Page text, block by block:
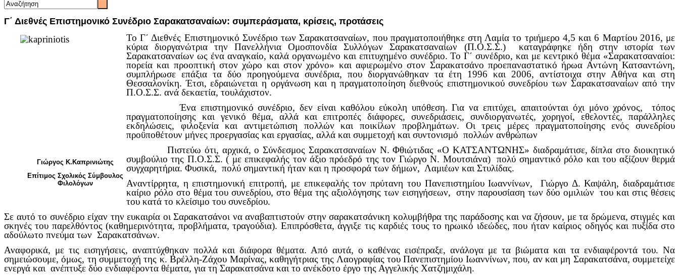
Γ΄ Διεθνές Επιστημονικό Συνέδριο Σαρακατσαναίων: συμπεράσματα, κρίσεις, προτάσεις
Γιώργος Κ.Καπρινιώτης
Επίτιμος Σχολικός Σύμβουλος
Φιλολόγων
Το Γ΄ Διεθνές Επιστημονικό Συνέδριο των Σαρακατσαναίων, που πραγματοποιήθηκε στη Λαμία το τριήμερο 4,5 και 6 Μαρτίου 2016, με
κύρια διοργανώτρια την Πανελλήνια Ομοσπονδία Συλλόγων Σαρακατσαναίων (Π.Ο.Σ.Σ.) καταγράφηκε ήδη στην ιστορία των
Σαρακατσαναίων ως ένα αναγκαίο, καλά οργανωμένο και επιτυχημένο συνέδριο. Το Γ΄ συνέδριο, και με κεντρικό θέμα «Σαρακατσαναίοι:
πορεία και προοπτική στον χώρο και στον χρόνο» και αφιερωμένο στον Σαρακατσάνο προεπαναστατικό ήρωα Αντώνη Κατσαντώνη,
συμπλήρωσε επάξια τα δύο προηγούμενα συνέδρια, που διοργανώθηκαν τα έτη 1996 και 2006, αντίστοιχα στην Αθήνα και στη
Θεσσαλονίκη. Έτσι, εδραιώνεται η οργάνωση και η πραγματοποίηση διεθνούς επιστημονικού συνεδρίου των Σαρακατσαναίων από την
Π.Ο.Σ.Σ. ανά δεκαετία, τουλάχιστον.
Ένα επιστημονικό συνέδριο, δεν είναι καθόλου εύκολη υπόθεση. Για να επιτύχει, απαιτούνται όχι μόνο χρόνος, τόπος
πραγματοποίησης και γενικό θέμα, αλλά και επιτροπές διάφορες, συνεδριάσεις, συνδιοργανωτές, χορηγοί, εθελοντές, παράλληλες
εκδηλώσεις, φιλοξενία και αντιμετώπιση πολλών και ποικίλων προβλημάτων. Οι τρεις μέρες πραγματοποίησης ενός συνεδρίου
προϋποθέτουν μήνες προεργασίας και εργασίας, αλλά και συμμετοχή και συντονισμό πολλών ανθρώπων
Πιστεύω ότι, αρχικά, ο Σύνδεσμος Σαρακατσαναίων Ν. Φθιώτιδας «Ο ΚΑΤΣΑΝΤΩΝΗΣ» διαδραμάτισε, δίπλα στο διοικητικό
συμβούλιο της Π.Ο.Σ.Σ. ( με επικεφαλής τον άξιο πρόεδρό της τον Γιώργο Ν. Μουτσιάνα) πολύ σημαντικό ρόλο και του αξίζουν θερμά
συγχαρητήρια. Φυσικά, πολύ σημαντική ήταν και η προσφορά των δήμων, Λαμιέων και Στυλίδας.
Αναντίρρητα, η επιστημονική επιτροπή, με επικεφαλής τον πρύτανη του Πανεπιστημίου Ιωαννίνων, Γιώργο Δ. Καψάλη, διαδραμάτισε
καίριο ρόλο στο θέμα του συνεδρίου, στο θέμα της αξιολόγησης των εισηγήσεων, στην παρουσίαση των δύο ομιλιών του και στις θέσεις
του κατά το κλείσιμο του συνεδρίου.
Σε αυτό το συνέδριο είχαν την ευκαιρία οι Σαρακατσάνοι να αναβαπτιστούν στην σαρακατσάνικη κολυμβήθρα της παράδοσης και να ζήσουν, με τα δρώμενα, στιγμές και
σκηνές του παρελθόντος (καθημερινότητα, προβλήματα, τραγούδια). Επιπρόσθετα, άγγιξε τις καρδιές τους το ηρωικό ιδεώδες, που ήταν καίριος οδηγός και πυξίδα στο
αδούλωτο πνεύμα των Σαρακατσάνων.
Αναφορικά, με τις εισηγήσεις, αναπτύχθηκαν πολλά και διάφορα θέματα. Από αυτά, ο καθένας εισέπραξε, ανάλογα με τα βιώματα και τα ενδιαφέροντά του. Να
σημειώσουμε, όμως, τη συμμετοχή της κ. Βρέλλη-Ζάχου Μαρίνας, καθηγήτριας της Λαογραφίας του Πανεπιστημίου Ιωαννίνων, που, αν και μη Σαρακατσάνα, συμμετείχε
ενεργά και ανέπτυξε δύο ενδιαφέροντα θέματα, για τη Σαρακατσάνα και το ανέκδοτο έργο της Αγγελικής Χατζημιχάλη.